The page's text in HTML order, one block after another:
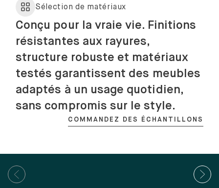
Sélection de matériaux
Conçu pour la vraie vie. Finitions
résistantes aux rayures,
structure robuste et matériaux
testés garantissent des meubles
adaptés à un usage quotidien,
sans compromis sur le style.
COMMANDEZ DES ÉCHANTILLONS